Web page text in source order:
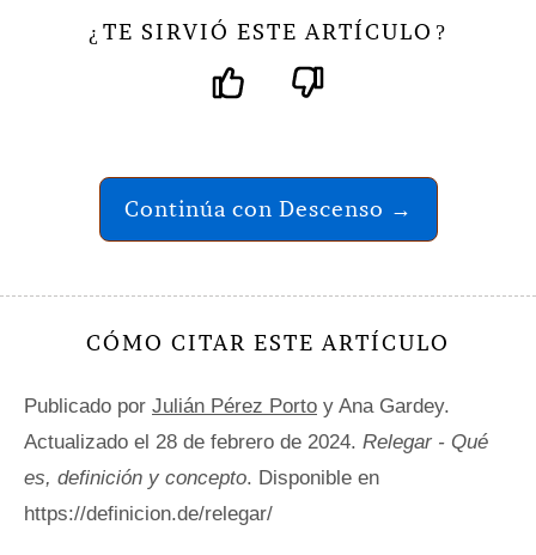
¿ TE SIRVIÓ ESTE ARTÍCULO ?
Continúa con Descenso →
CÓMO CITAR ESTE ARTÍCULO
Publicado por Julián Pérez Porto y Ana Gardey.
Actualizado el 28 de febrero de 2024. Relegar - Qué
es, definición y concepto. Disponible en
https://definicion.de/relegar/